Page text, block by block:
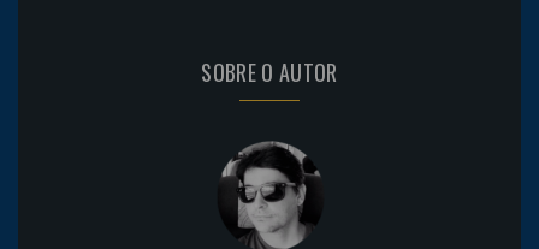
SOBRE O AUTOR